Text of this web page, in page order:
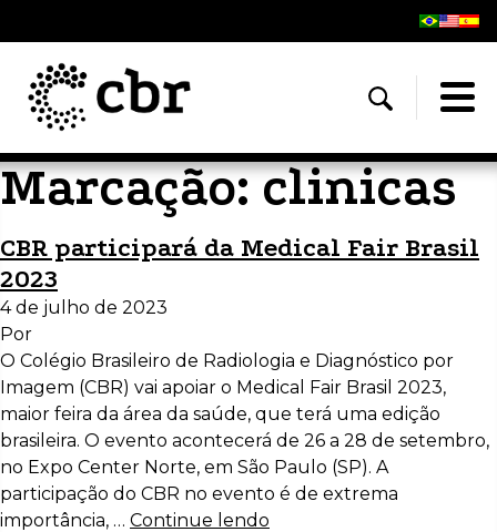
Marcação:clinicas
CBR participará da Medical Fair Brasil
2023
4 de julho de 2023
Por
O Colégio Brasileiro de Radiologia e Diagnóstico por
Imagem (CBR) vai apoiar o Medical Fair Brasil 2023,
maior feira da área da saúde, que terá uma edição
brasileira. O evento acontecerá de 26 a 28 de setembro,
no Expo Center Norte, em São Paulo (SP). A
participação do CBR no evento é de extrema
importância, … Continue lendo